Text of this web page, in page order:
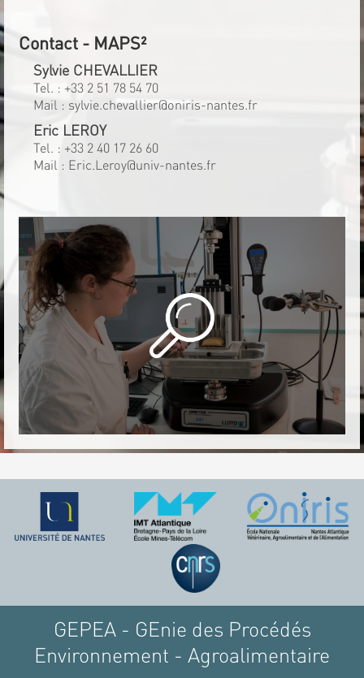
Contact - MAPS²
Sylvie CHEVALLIER
Tel. : +33 2 51 78 54 70
Mail : sylvie.chevallier@oniris-nantes.fr
Eric LEROY
Tel. : +33 2 40 17 26 60
Mail : Eric.Leroy@univ-nantes.fr
GEPEA - GEnie des Procédés
Environnement - Agroalimentaire